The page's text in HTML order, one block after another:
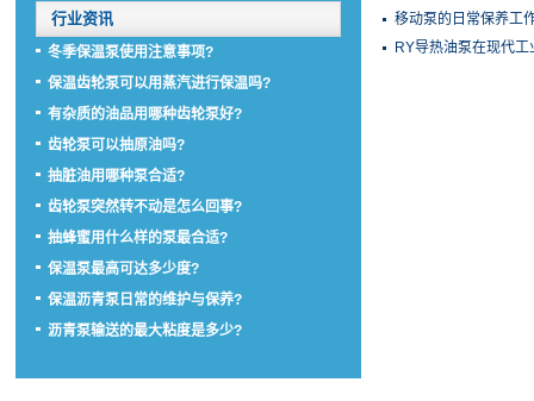
移动泵的日常保养工
RY导热油泵在现代
行业资讯
冬季保温泵使用注意事项?
保温齿轮泵可以用蒸汽进行保温吗?
有杂质的油品用哪种齿轮泵好?
齿轮泵可以抽原油吗?
抽脏油用哪种泵合适?
齿轮泵突然转不动是怎么回事?
抽蜂蜜用什么样的泵最合适?
保温泵最高可达多少度?
保温沥青泵日常的维护与保养?
沥青泵输送的最大粘度是多少?